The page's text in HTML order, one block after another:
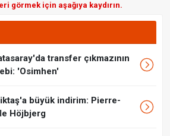
görmek için aşağıya kaydırın.
transfer çıkmazının
'Osimhen'
büyük indirim: Pierre-
Höjbjerg